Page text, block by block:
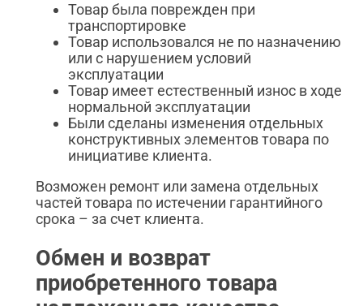
Товар была поврежден при
транспортировке
Товар использовался не по назначению
или с нарушением условий
эксплуатации
Товар имеет естественный износ в ходе
нормальной эксплуатации
Были сделаны изменения отдельных
конструктивных элементов товара по
инициативе клиента.
Возможен ремонт или замена отдельных
частей товара по истечении гарантийного
срока – за счет клиента.
Обмен и возврат
приобретенного товара